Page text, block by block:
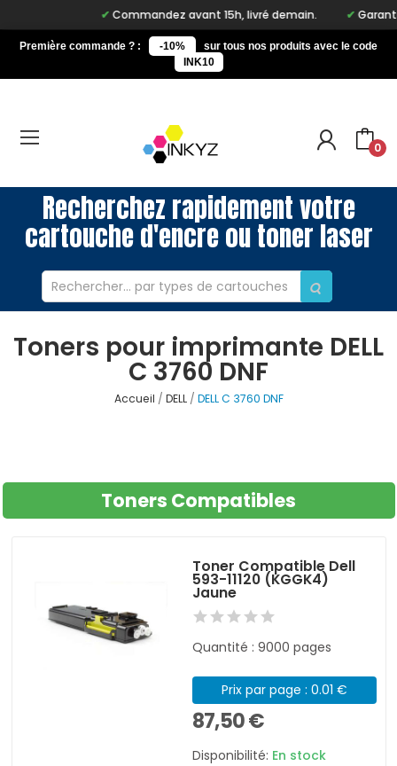
Commandez avant 15h, livré demain.
Première commande ? : -10%
sur tous nos produits avec le code
INK10
0
Recherchez rapidement votre
cartouche d'encre ou toner laser
Toners pour imprimante DELL
C 3760 DNF
Accueil DELL DELL C 3760 DNF
Toners Compatibles
Toner Compatible Dell
593-11120 (KGGK4)
Jaune
Quantité : 9000 pages
Prix par page : 0.01 €
87,50 €
Disponibilité: En stock